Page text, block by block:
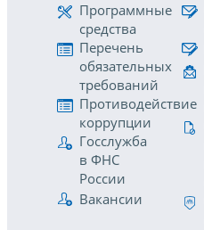
Программные
средства
Перечень
обязательных
требований
Противодействие
коррупции
Госслужба
в ФНС
России
Вакансии